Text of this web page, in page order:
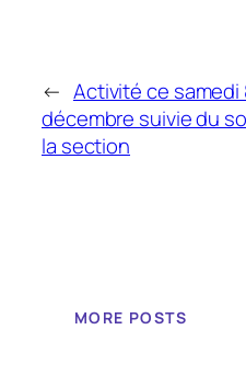
← Activité ce samedi
décembre suivie du
la section
MORE POSTS